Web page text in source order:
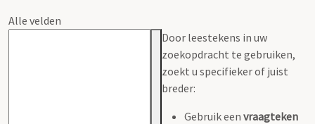
Alle velden
Door leestekens in uw
zoekopdracht te gebruiken,
zoekt u specifieker of juist
breder:
Gebruik een vraagteken